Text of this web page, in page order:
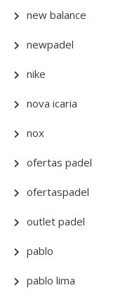
new balance
newpadel
nike
nova icaria
nox
ofertas padel
ofertaspadel
outlet padel
pablo
pablo lima